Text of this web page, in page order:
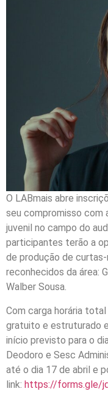
O LABmais abre
seu compromisso com
juvenil no campo do
participantes terão a
de produção de
reconhecidos da área:
Walber Sousa.
Com carga horária
gratuito e estruturado
início previsto para o
Deodoro e Sesc
até o dia 17 de abril e
link: https://forms.gle/